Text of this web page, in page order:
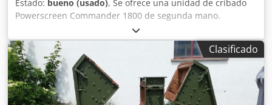
Estado: bueno (usado), Se ofrece una unidad de cribado
Powerscreen Commander 1800 de segunda mano.
Plataforma de cribado, caja de cribado, dos cintas
transportadoras, cinta de capotaje, ancho de cinta 80,
motor Deutz de 4 cilindros, nuevas líneas hidráulicas y
conexiones, cableado eléctrico nuevo. Djdpjnnz Tksfx
Aivjck Totalmente funcional.
Clasificado